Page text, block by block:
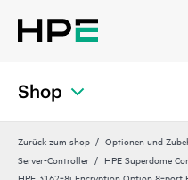
Shop
Zurück zum shop Optionen und
Server-Controller
HPE Superdome